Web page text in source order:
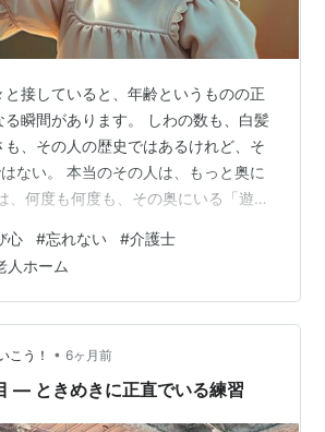
接していると、年齢というものの正
る瞬間があります。 しわの数も、白髪
、その人の歴史ではあるけれど、そ
ない。 本当のその人は、もっと奥に
、何度も何度も、その奥にいる「遊び
いました。 「ねえ、あの人のこと、
わない？」 視線の先には、同じフロ
。 思わず私は吹き出しそうになりまし
で？ なんて思った自分が、少し恥ず
年をとると、恋もしない。 ときめき
かに余…
心 #忘れない #介護士
人ホーム
こう！ • 6ヶ月前
― ときめきに正直でいる練習